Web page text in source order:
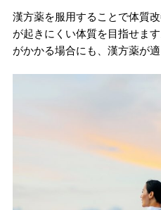
漢方薬を服用することで体質
が起きにくい体質を目指せま
がかかる場合にも、漢方薬が